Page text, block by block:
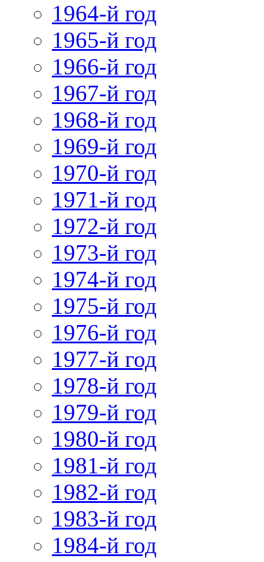
1964-й год
1965-й год
1966-й год
1967-й год
1968-й год
1969-й год
1970-й год
1971-й год
1972-й год
1973-й год
1974-й год
1975-й год
1976-й год
1977-й год
1978-й год
1979-й год
1980-й год
1981-й год
1982-й год
1983-й год
1984-й год